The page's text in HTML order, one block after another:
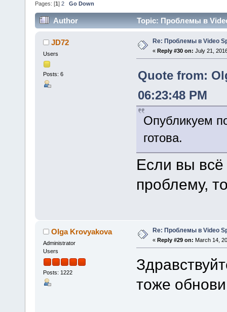
Pages: [1 ] 2 Go Down
Author Topic: Проблемы в
JD72
Users
Posts: 6
Re: Проблемы в Video
« Reply #30 on: July 21,
Quote from:
06:23:48 PM
Опубликуем
готова.
Если вы всё
проблему,
Olga Krovyakova
Administrator
Users
Posts: 1222
Re: Проблемы в Video
« Reply #29 on: March 14,
тоже